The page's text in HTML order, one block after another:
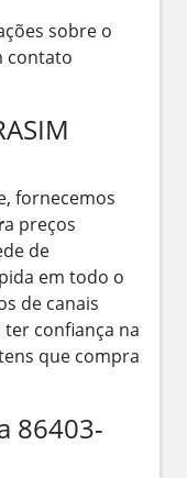
sobre o
contato
fornecemos
a preços
de
em todo o
de canais
ter confiança na
que compra
86403-